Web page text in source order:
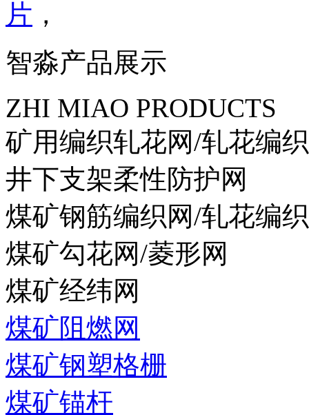
片 ，
智淼产品展示
ZHI MIAO PRODUCTS
矿用编织轧花网/轧花编
井下支架柔性防护网
煤矿钢筋编织网/轧花编
煤矿勾花网/菱形网
煤矿经纬网
煤矿阻燃网
煤矿钢塑格栅
煤矿锚杆